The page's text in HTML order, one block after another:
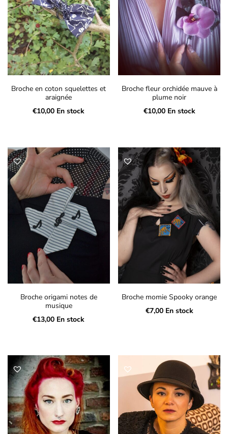
Broche en coton squelettes et
araignée
€10,00 En stock
Broche fleur orchidée mauve à
plume noir
€10,00 En stock
Broche origami notes de
musique
€13,00 En stock
Broche momie Spooky orange
€7,00 En stock